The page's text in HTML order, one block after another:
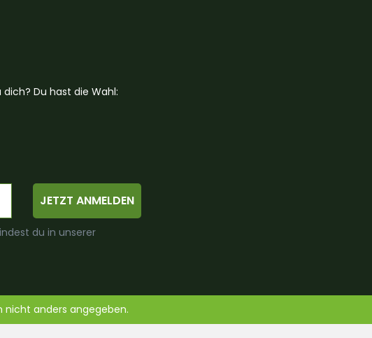
Du hast die Wahl:
JETZT ANMELDEN
du in unserer
nicht anders angegeben.